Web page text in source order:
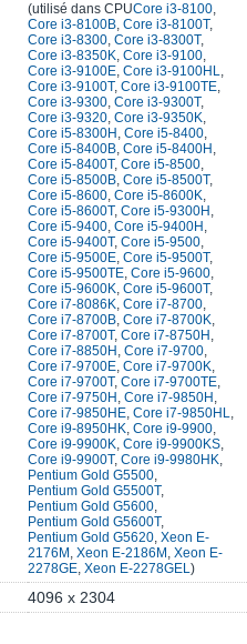
(utilisé dans CPUCore i3-8100,
Core i3-8100B, Core i3-8100T,
Core i3-8300, Core i3-8300T,
Core i3-8350K, Core i3-9100,
Core i3-9100E, Core i3-9100HL,
Core i3-9100T, Core i3-9100TE,
Core i3-9300, Core i3-9300T,
Core i3-9320, Core i3-9350K,
Core i5-8300H , Core i5-8400,
Core i5-8400B, Core i5-8400H ,
Core i5-8400T, Core i5-8500,
Core i5-8500B, Core i5-8500T,
Core i5-8600, Core i5-8600K,
Core i5-8600T, Core i5-9300H ,
Core i5-9400, Core i5-9400H ,
Core i5-9400T, Core i5-9500,
Core i5-9500E, Core i5-9500T,
Core i5-9500TE, Core i5-9600,
Core i5-9600K, Core i5-9600T,
Core i7-8086K, Core i7-8700,
Core i7-8700B, Core i7-8700K,
Core i7-8700T, Core i7-8750H ,
Core i7-8850H , Core i7-9700,
Core i7-9700E, Core i7-9700K,
Core i7-9700T, Core i7-9700TE,
Core i7-9750H , Core i7-9850H ,
Core i7-9850HE, Core i7-9850HL,
Core i9-8950HK, Core i9-9900,
Core i9-9900K, Core i9-9900KS,
Core i9-9900T, Core i9-9980HK,
Pentium Gold G5500,
Pentium Gold G5500T,
Pentium Gold G5600,
Pentium Gold G5600T,
Pentium Gold G5620, Xeon E-
2176M , Xeon E-2186M , Xeon E-
2278GE, Xeon E-2278GEL)
4096 x 2304